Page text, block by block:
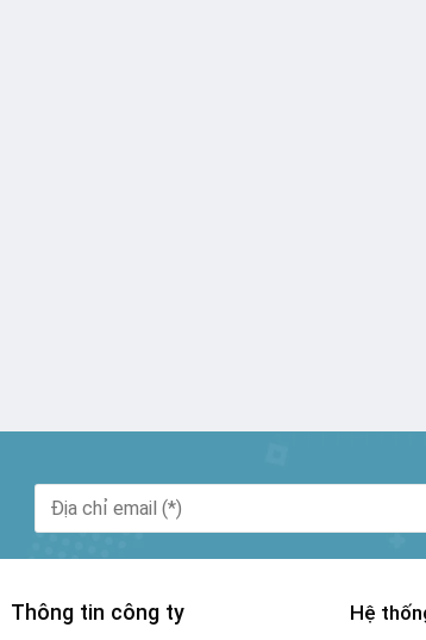
Thông tin công ty Hệ